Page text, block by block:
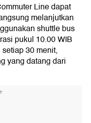
Line dapat
melanjutkan
shuttle bus
pukul 10.00 WIB
30 menit,
yang datang dari